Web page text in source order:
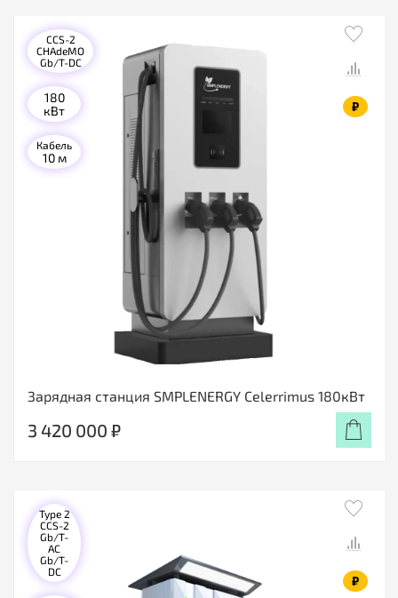
Зарядная станция SMPLENERGY Celerrimus 180кВт
₽
CCS-2
CHAdeMO
Gb/T-DC
180
кВт
Кабель
10 м
3 420 000 ₽
₽
Type 2
CCS-2
Gb/T-
AC
Gb/T-
DC